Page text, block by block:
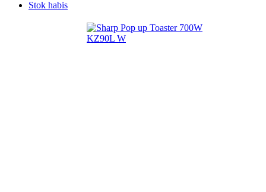
Stok habis